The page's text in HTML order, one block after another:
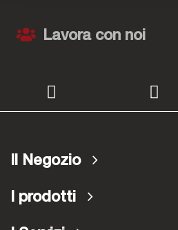
Lavora con noi
Il Negozio
I prodotti